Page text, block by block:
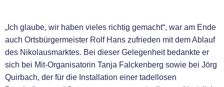
„Ich glaube, wir haben vieles richtig gemacht“, war am Ende
auch Ortsbürgermeister Rolf Hans zufrieden mit dem Ablauf
des Nikolausmarktes. Bei dieser Gelegenheit bedankte er
sich bei Mit-Organisatorin Tanja Falckenberg sowie bei Jörg
Quirbach, der für die Installation einer tadellosen